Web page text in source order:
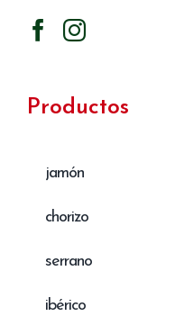
Productos
jamón
chorizo
serrano
ibérico